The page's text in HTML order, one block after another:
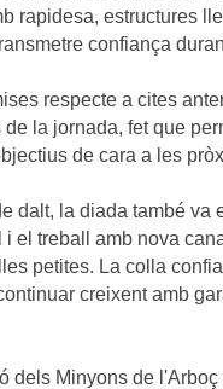
rapidesa, estructures
confiança
respecte a cites
la jornada, fet que
de cara a les
dalt, la diada també va
el treball amb nova
petites. La colla
creixent amb
dels Minyons de